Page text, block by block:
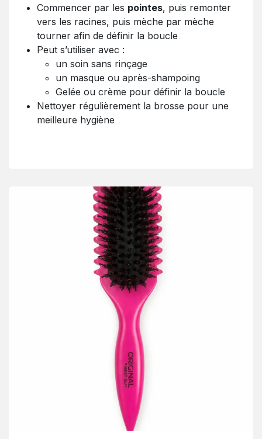
Commencer par les pointes, puis remonter
vers les racines, puis mèche par mèche
tourner afin de définir la boucle
Peut s’utiliser avec :
un soin sans rinçage
un masque ou après-shampoing
Gelée ou crème pour définir la boucle
Nettoyer régulièrement la brosse pour une
meilleure hygiène